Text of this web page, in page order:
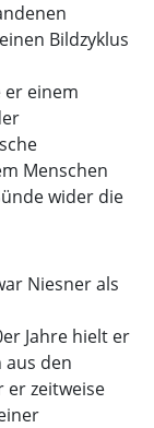
Bildzyklus
einem
Menschen
wider die
Niesner als
Jahre hielt er
aus den
er zeitweise